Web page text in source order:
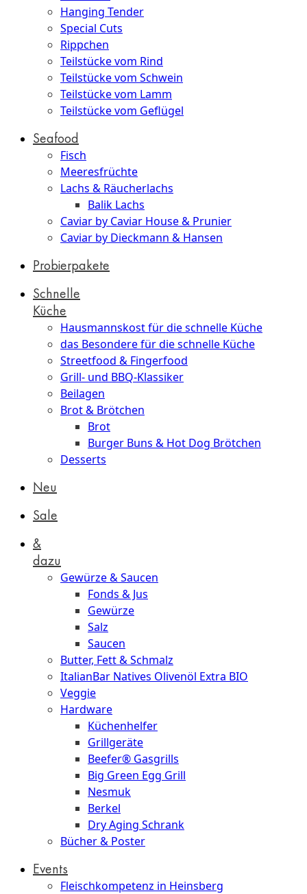
Hanging Tender
Special Cuts
Rippchen
Teilstücke vom Rind
Teilstücke vom Schwein
Teilstücke vom Lamm
Teilstücke vom Geflügel
Seafood
Fisch
Meeresfrüchte
Lachs & Räucherlachs
Balik Lachs
Caviar by Caviar House & Prunier
Caviar by Dieckmann & Hansen
Probierpakete
Schnelle
Küche
Hausmannskost für die schnelle Küche
das Besondere für die schnelle Küche
Streetfood & Fingerfood
Grill- und BBQ-Klassiker
Beilagen
Brot & Brötchen
Brot
Burger Buns & Hot Dog Brötchen
Desserts
Neu
Sale
&
dazu
Gewürze & Saucen
Fonds & Jus
Gewürze
Salz
Saucen
Butter, Fett & Schmalz
ItalianBar Natives Olivenöl Extra BIO
Veggie
Hardware
Küchenhelfer
Grillgeräte
Beefer® Gasgrills
Big Green Egg Grill
Nesmuk
Berkel
Dry Aging Schrank
Bücher & Poster
Events
Fleischkompetenz in Heinsberg